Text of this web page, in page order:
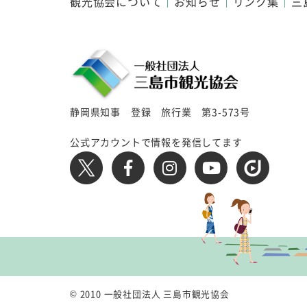
静岡県知事 登録 旅行業 第3-573号
公式アカウントで情報を発信してます
© 2010 一般社団法人 三島市観光協会